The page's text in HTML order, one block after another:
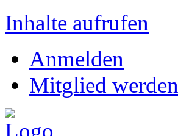
Inhalte aufrufen
Anmelden
Mitglied werden